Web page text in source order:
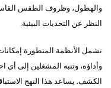
والهطول، وظروف الطقس
النظر عن التحديات البيئية.
تشمل الأنظمة المتطورة
وأداؤه، وتنبه المشغلين إلى أي
الكشف. يساعد هذا النهج